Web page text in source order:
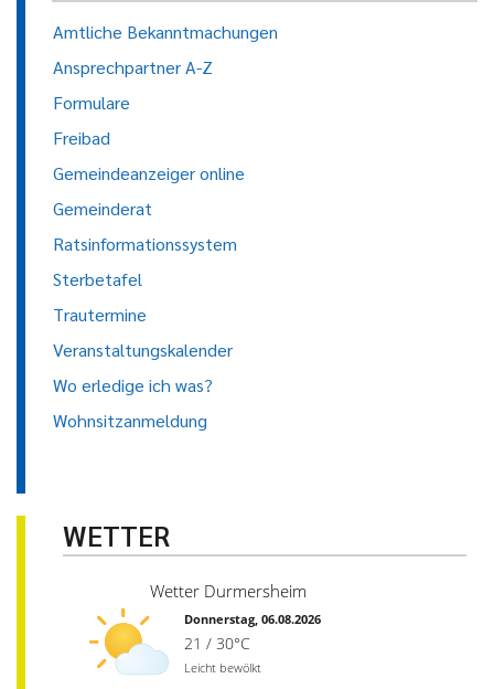
Amtliche Bekanntmachungen
Ansprechpartner A-Z
Formulare
Freibad
Gemeindeanzeiger online
Gemeinderat
Ratsinformationssystem
Sterbetafel
Trautermine
Veranstaltungskalender
Wo erledige ich was?
Wohnsitzanmeldung
WETTER
Wetter Durmersheim
Donnerstag, 06.08.2026
21 / 30°C
Leicht bewölkt